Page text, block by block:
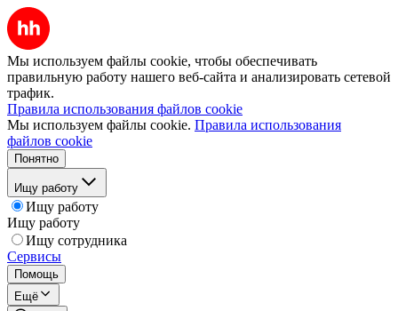
Мы используем файлы cookie, чтобы обеспечивать
правильную работу нашего веб-сайта и анализировать сетевой
трафик.
Правила использования файлов cookie
Мы используем файлы cookie. Правила использования
файлов cookie
Понятно
Ищу работу
Ищу работу
Ищу работу
Ищу сотрудника
Сервисы
Помощь
Ещё